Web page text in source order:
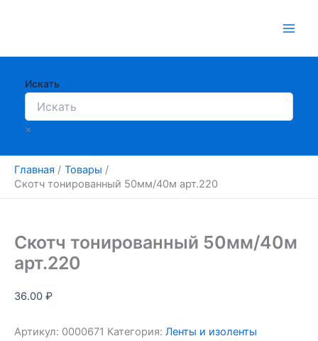
Искать
×
Главная
Товары
Скотч тонированный 50мм/40м арт.220
Скотч тонированный 50мм/40м
арт.220
36.00 ₽
Артикул: 0000671 Категория: Ленты и изоленты